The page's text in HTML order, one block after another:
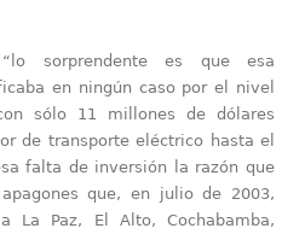
sorprendente es que esa
en ningún caso por el nivel
sólo 11 millones de dólares
de transporte eléctrico hasta el
falta de inversión la razón que
que, en julio de 2003,
La Paz, El Alto, Cochabamba,